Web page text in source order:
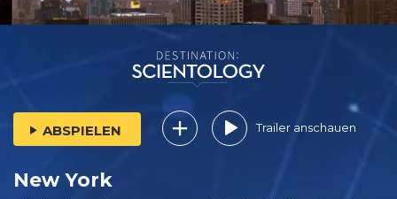
ABSPIELEN Trailer anschauen
New York